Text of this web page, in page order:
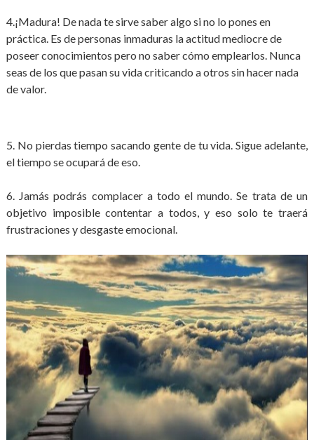
4.¡Madura! De nada te sirve saber algo si no lo pones en
práctica. Es de personas inmaduras la actitud mediocre de
poseer conocimientos pero no saber cómo emplearlos. Nunca
seas de los que pasan su vida criticando a otros sin hacer nada
de valor.
5. No pierdas tiempo sacando gente de tu vida. Sigue adelante,
el tiempo se ocupará de eso.
6. Jamás podrás complacer a todo el mundo. Se trata de un
objetivo imposible contentar a todos, y eso solo te traerá
frustraciones y desgaste emocional.